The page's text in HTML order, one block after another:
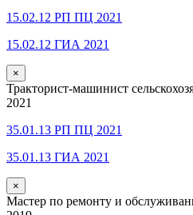
15.02.12 РП ПЦ 2021
15.02.12 ГИА 2021
×
Тракторист-машинист
2021
35.01.13 РП ПЦ 2021
35.01.13 ГИА 2021
×
Мастер по ремонту и